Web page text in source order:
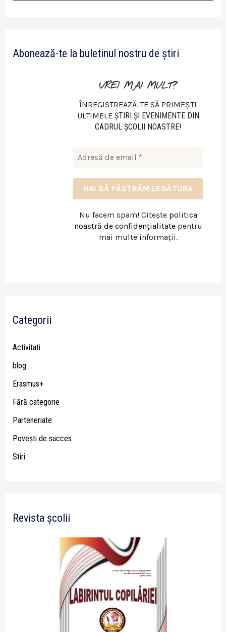
o
Abonează-te la buletinul nostru de știri
VREI MAI MULT?
ÎNREGISTREAZĂ-TE SĂ PRIMEȘTI
ULTIMELE ŞTIRI ŞI EVENIMENTE DIN
CADRUL ŞCOLII NOASTRE!
Nu facem spam! Citește politica
noastră de confidențialitatepentru
mai multe informații.
Categorii
Activitati
blog
Erasmus+
Fără categorie
Parteneriate
Poveşti de succes
Stiri
Revista școlii